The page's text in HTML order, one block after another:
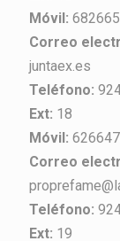
Móvil:
Correo
juntaex.es
Teléfono:
Ext: 18
Móvil:
Correo
Teléfono:
Ext: 19